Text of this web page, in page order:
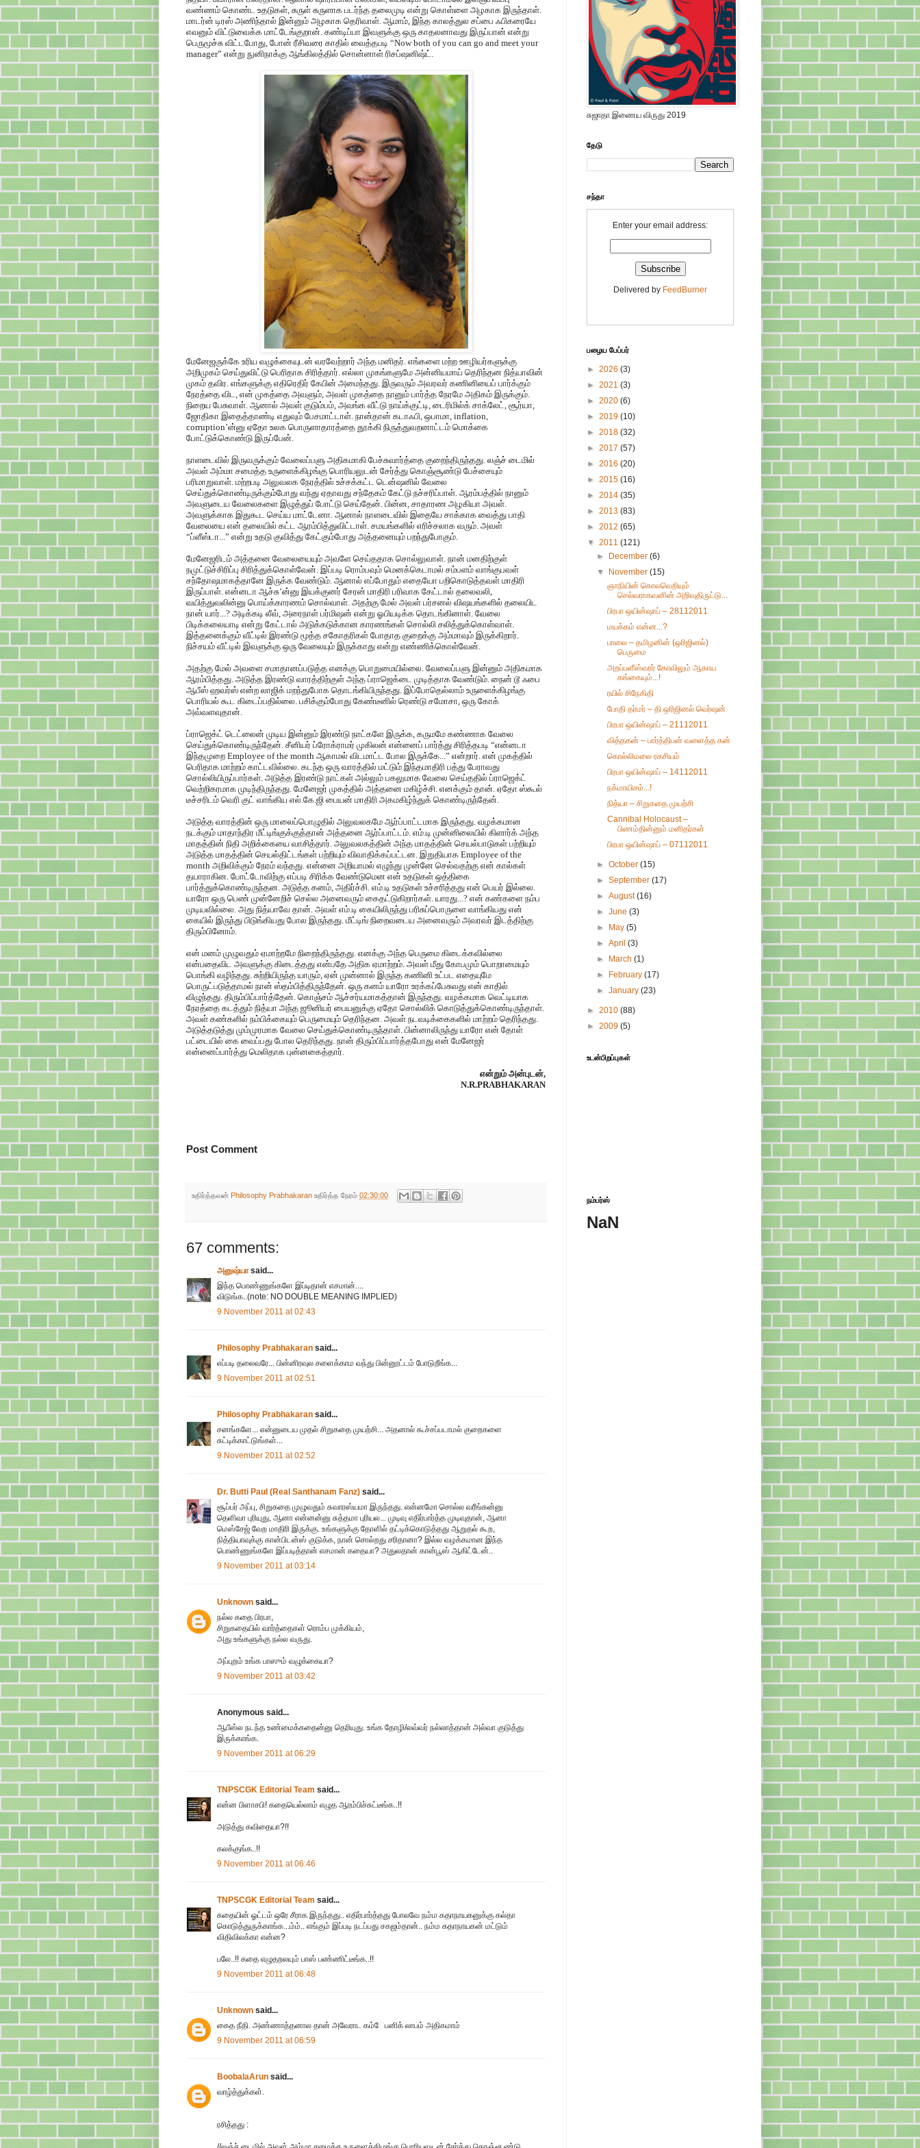
வண்ணம் கொண்ட உதடுகள், சுருள் சுருளாக படர்ந்த தலைமுடி என்று கொள்ளை அழகாக இருந்தாள்.
மாடர்ன் டிரஸ் அணிந்தால் இன்னும் அழகாக தெரிவாள். ஆமாம், இந்த காலத்துல சப்பை ஃபிகரையே
எவனும் விட்டுவைக்க மாட்டேங்குறான். கண்டிப்பா இவளுக்கு ஒரு காதலனாவது இருப்பான் என்று
பெருமூச்சு விட்டபோது, போன் ரீசிவரை காதில் வைத்தபடி “Now both of you can go and meet your
manager” என்று நுனிநாக்கு ஆங்கிலத்தில் சொன்னாள் ரிசப்ஷனிஷ்ட்.
மேனேஜருக்கே உரிய வழுக்கையுடன் வரவேற்றார் அந்த மனிதர். எங்களை மற்ற ஊழியர்களுக்கு
அறிமுகம் செய்துவிட்டு பெரிதாக சிரித்தார். எல்லா முகங்களுமே அன்னியமாய் தெரிந்தன நித்யாவின்
முகம் தவிர. எங்களுக்கு எதிரெதிர் கேபின் அமைந்தது. இருவரும் அவரவர் கணினியைப் பார்க்கும்
நேரத்தை விட, என் முகத்தை அவளும், அவள் முகத்தை நானும் பார்த்த நேரமே அதிகம் இருக்கும்.
நிறைய பேசுவாள். ஆனால் அவள் குடும்பம், அவங்க வீட்டு நாய்க்குட்டி, டைரிமில்க் சாக்லேட், சூர்யா,
ஜோதிகா இதைத்தாண்டி எதுவும் பேசமாட்டாள். நான்தான் கடாஃபி, ஒபாமா, inflation,
corruption’ன்னு ஏதோ உலக பொருளாதாரத்தை தூக்கி நிருத்துவறனாட்டம் மொக்கை
போட்டுக்கொண்டு இருப்பேன்.
நாளடைவில் இருவருக்கும் வேலைப்பளு அதிகமாகி பேச்சுவார்த்தை குறைந்திருந்தது. லஞ்ச் டைமில்
அவள் அம்மா சமைத்த உருளைக்கிழங்கு பொரியலுடன் சேர்த்து கொஞ்சூண்டு பேச்சையும்
பரிமாறுவாள். மற்றபடி அலுவலக நேரத்தில் உச்சக்கட்ட டென்ஷனில் வேலை
செய்துக்கொண்டிருக்கும்போது வந்து ஏதாவது சந்தேகம் கேட்டு நச்சரிப்பாள். ஆரம்பத்தில் நானும்
அவளுடைய வேலைகளை இழுத்துப் போட்டு செய்தேன். பின்ன, சாதாரண அழகியா அவள்.
அவளுக்காக இதுகூட செய்ய மாட்டேனா. ஆனால் நாளடைவில் இதையே சாக்காக வைத்து பாதி
வேலையை என் தலையில் கட்ட ஆரம்பித்துவிட்டாள். சமயங்களில் எரிச்சலாக வரும். அவள்
“ப்ளீஸ்டா...” என்று உதடு குவித்து கேட்கும்போது அத்தனையும் பறந்துபோகும்.
மேனேஜரிடம் அத்தனை வேலையையும் அவளே செய்ததாக சொல்லுவாள். நான் மனதிற்குள்
நமுட்டுச்சிரிப்பு சிரித்துக்கொள்வேன். இப்படி ரொம்பவும் மெனக்கெடாமல் சம்பளம் வாங்குபவள்
சந்தோஷமாகத்தானே இருக்க வேண்டும். ஆனால் எப்போதும் எதையோ பறிகொடுத்தவள் மாதிரி
இருப்பாள். என்னடா ஆச்சு’ன்னு இயக்குனர் சேரன் மாதிரி பரிவாக கேட்டால் தலைவலி,
வயித்துவலின்னு பொய்க்காரணம் சொல்வாள். அதற்கு மேல் அவள் பர்சனல் விஷயங்களில் தலையிட
நான் யார்...? அடிக்கடி லீவ், அரைநாள் பர்மிஷன் என்று ஓபியடிக்க தொடங்கினாள். வேலை
பிடிக்கலையாடி என்று கேட்டால் அடுக்கடுக்கான காரணங்கள் சொல்லி சலித்துக்கொள்வாள்.
இத்தனைக்கும் வீட்டில் இரண்டு மூத்த சகோதரிகள் போதாத குறைக்கு அம்மாவும் இருக்கிறார்.
நிச்சயம் வீட்டில் இவளுக்கு ஒரு வேலையும் இருக்காது என்று எண்ணிக்கொள்வேன்.
அதற்கு மேல் அவளை சமாதானப்படுத்த எனக்கு பொறுமையில்லை. வேலைப்பளு இன்னும் அதிகமாக
ஆரம்பித்தது. அடுத்த இரண்டு வாரத்திற்குள் அந்த ப்ராஜெக்டை முடித்தாக வேண்டும். நைன் டூ ஃபை
ஆபீஸ் ஹவர்ஸ் என்ற லாஜிக் மறந்துபோக தொடங்கியிருந்தது. இப்போதெல்லாம் உருளைக்கிழங்கு
பொரியல் கூட கிடைப்பதில்லை. பசிக்கும்போது கேண்டீனில் ரெண்டு சமோசா, ஒரு கோக்
அவ்வளவுதான்.
ப்ராஜெக்ட் டெட்லைன் முடிய இன்னும் இரண்டு நாட்களே இருக்க, கருமமே கண்ணாக வேலை
செய்துக்கொண்டிருந்தேன். சீனியர் ப்ரோக்ராமர் முகிலன் என்னைப் பார்த்து சிரித்தபடி “என்னடா
இந்தமுறை Employee of the month ஆகாமல் விடமாட்ட போல இருக்கே...” என்றார். என் முகத்தில்
பெரிதாக மாற்றம் காட்டவில்லை. கடந்த ஒரு வாரத்தில் மட்டும் இந்தமாதிரி பத்து பேராவது
சொல்லியிருப்பார்கள். அடுத்த இரண்டு நாட்கள் அல்லும் பகலுமாக வேலை செய்ததில் ப்ராஜெக்ட்
வெற்றிகரமாக முடிந்திருந்தது. மேனேஜர் முகத்தில் அத்தனை மகிழ்ச்சி. எனக்கும் தான். ஏதோ ஸ்கூல்
டீச்சரிடம் வெரி குட் வாங்கிய எல்.கே.ஜி பையன் மாதிரி அகமகிழ்ந்துக் கொண்டிருந்தேன்.
அடுத்த வாரத்தின் ஒரு மாலைப்பொழுதில் அலுவலகமே ஆர்ப்பாட்டமாக இருந்தது. வழக்கமான
நடக்கும் மாதாந்திர மீட்டிங்குக்குத்தான் அத்தனை ஆர்ப்பாட்டம். எம்.டி முன்னிலையில் கிளார்க் அந்த
மாதத்தின் நிதி அறிக்கையை வாசித்தார். அலுவலகத்தின் அந்த மாதத்தின் செயல்பாடுகள் பற்றியும்
அடுத்த மாதத்தின் செயல்திட்டங்கள் பற்றியும் விவாதிக்கப்பட்டன. இறுதியாக Employee of the
month அறிவிக்கும் நேரம் வந்தது. என்னை அறியாமல் எழுந்து முன்னே செல்வதற்கு என் கால்கள்
தயாராகின. போட்டோவிற்கு எப்படி சிரிக்க வேண்டுமென என் உதடுகள் ஒத்திகை
பார்த்துக்கொண்டிருந்தன. அடுத்த கனம், அதிர்ச்சி. எம்.டி உதடுகள் உச்சரித்தது என் பெயர் இல்லை.
யாரோ ஒரு பெண் முன்னேறிச் செல்ல அனைவரும் கைதட்டுகிறார்கள். யாரது...? என் கண்களை நம்ப
முடியவில்லை. அது நித்யாவே தான். அவள் எம்.டி கையிலிருந்து பரிசுப்பொருளை வாங்கியது என்
கையில் இருந்து பிடுங்கியது போல இருந்தது. மீட்டிங் நிறைவடைய அனைவரும் அவரவர் இடத்திற்கு
திரும்பினோம்.
என் மனம் முழுவதும் ஏமாற்றமே நிறைந்திருந்தது. எனக்கு அந்த பெருமை கிடைக்கவில்லை
என்பதைவிட அவளுக்கு கிடைத்தது என்பதே அதிக ஏமாற்றம். அவள் மீது கோபமும் பொறாமையும்
பொங்கி வழிந்தது. சுற்றியிருந்த யாரும், ஏன் முன்னால் இருந்த கணினி உட்பட எதையுமே
பொருட்படுத்தாமல் நான் ஸ்தம்பித்திருந்தேன். ஒரு கனம் யாரோ உரக்கப்பேசுவது என் காதில்
விழுந்தது. திரும்பிப்பார்த்தேன். கொஞ்சம் ஆச்சர்யமாகத்தான் இருந்தது. வழக்கமாக வெட்டியாக
நேரத்தை கடத்தும் நித்யா அந்த ஜூனியர் பையனுக்கு ஏதோ சொல்லிக் கொடுத்துக்கொண்டிருந்தாள்.
அவள் கண்களில் நம்பிக்கையும் பெருமையும் தெரிந்தன. அவள் நடவடிக்கைகளில் மாற்றம் தெரிந்தது.
அடுத்தடுத்து மும்முரமாக வேலை செய்துக்கொண்டிருந்தாள். பின்னாலிருந்து யாரோ என் தோள்
பட்டையில் கை வைப்பது போல தெரிந்தது. நான் திரும்பிப்பார்த்தபோது என் மேனேஜர்
என்னைப்பார்த்து மெலிதாக புன்னகைத்தார்.
என்றும் அன்புடன்,
N.R.PRABHAKARAN
Post Comment
உதிர்த்தவன் Philosophy Prabhakaran உதிர்த்த நேரம் 02:30:00
67 comments:
அனுஷ்யாsaid...
இந்த பொண்ணுங்களே இப்டிதான் எசமான்....
விடுங்க..(note: NO DOUBLE MEANING IMPLIED)
9 November 2011 at 02:43
Philosophy Prabhakaran said...
எப்படி தலைவரே... பின்னிரவுல சளைக்காம வந்து பின்னூட்டம் போடுறீங்க...
9 November 2011 at 02:51
Philosophy Prabhakaran said...
சனங்களே... என்னுடைய முதல் சிறுகதை முயற்சி... அதனால் கூச்சப்படாமல் குறைகளை
சுட்டிக்காட்டுங்கள்...
9 November 2011 at 02:52
Dr. Butti Paul (Real Santhanam Fanz) said...
சூப்பர் அப்பு, சிறுகதை முழுவதும் சுவாரஸ்யமா இருந்தது. என்னமோ சொல்ல வரீங்கன்னு
தெளிவா புரியுது, ஆனா என்னன்னு சுத்தமா புரியல... முடிவு எதிர்பார்த்த முடிவுதான், ஆனா
மெஸ்சேஜ் வேற மாதிரி இருக்கு. உங்களுக்கு தோளில் தட்டிக்கொடுத்தது ஆறுதல் கூற,
நித்தியாவுக்கு கான்பிடன்ஸ் குடுக்க, நான் சொல்றது சரிதானா? இல்ல வழக்கமான இந்த
பொண்ணுங்களே இப்படித்தான் எசமான் கதையா? அதுலதான் கான்பூஸ் ஆகிட்டேன்..
9 November 2011 at 03:14
Unknown said...
நல்ல கதை பிரபா,
சிறுகதையில் வார்த்தைகள் ரொம்ப முக்கியம்,
அது உங்களுக்கு நல்ல வருது.
அப்புறம் உங்க பாஸும் வழுக்கையா?
9 November 2011 at 03:42
Anonymous said...
ஆபீஸ்ல நடந்த உண்மைக்கதைன்னு தெரியுது. உங்க தோழி/லவ்வர் நல்லாத்தான் அல்வா குடுத்து
இருக்காங்க.
9 November 2011 at 06:29
TNPSCGK Editorial Team said...
என்ன பிளாசபி! கதையெல்லாம் எழுத ஆரம்பிச்சுட்டீங்க..!!
அடுத்து கவிதையா?!!
கலக்குங்க..!!
9 November 2011 at 06:46
TNPSCGK Editorial Team said...
கதையின் ஓட்டம் ஒரே சீராக இருந்தது.. எதிர்பார்த்தது போலவே நம்ம கதாநாயகனுக்கு கல்தா
கொடுத்துருக்காங்க...ம்ம்.. எங்கும் இப்படி நடப்பது சகஜம்தான்.. நம்ம கதாநாயகன் மட்டும்
விதிவிலக்கா என்ன?
பலே..!! கதை எழுதறலயும் பாஸ் பண்ணிட்டீங்க..!!
9 November 2011 at 06:48
Unknown said...
கைத நீதி. அண்ணாத்தனால தான் அவேராட கம்ேபனிக் லாபம் அதிகமாம்
9 November 2011 at 06:59
BoobalaArun said...
வாழ்த்துக்கள்.
ரசித்தது :
சுஜாதா இணைய விருது 2019
தேடு
சந்தா
Enter your email address:
Delivered by FeedBurner
பழைய பேப்பர்
► 2026 (3)
► 2021 (3)
► 2020 (6)
► 2019 (10)
► 2018 (32)
► 2017 (57)
► 2016 (20)
► 2015 (16)
► 2014 (35)
► 2013 (83)
► 2012 (65)
▼ 2011 (121)
►
December(6)
▼
November(15)
ஞாநியின் கொலவெறியும்
செல்வராகவனின் அறிவுதிருட்டு...
பிரபா ஒயின்ஷாப் – 28112011
மயக்கம் என்ன...?
பாலை – தமிழனின் (ஒரிஜினல்)
பெருமை
அறப்பளீஸ்வரர் கோவிலும் ஆகாய
கங்கையும்...!
ரயில் சிநேகிதி
போதி தர்மர் – தி ஒரிஜினல் வெர்ஷன்
பிரபா ஒயின்ஷாப் – 21112011
வித்தகன் – பார்த்திபன் வளைத்த கன்
கொல்லிமலை ரகசியம்
பிரபா ஒயின்ஷாப் – 14112011
நக்மாயிசம்...!
நித்யா – சிறுகதை முயற்சி
Cannibal Holocaust –
பிணம்தின்னும் மனிதர்கள்
பிரபா ஒயின்ஷாப் – 07112011
►October(15)
►September(17)
►August(16)
►June(3)
►
May(5)
►April(3)
►
March(1)
►
February(17)
►January(23)
► 2010 (88)
► 2009 (5)
உடன்பிறப்புகள்
நம்பர்ஸ்
NaN